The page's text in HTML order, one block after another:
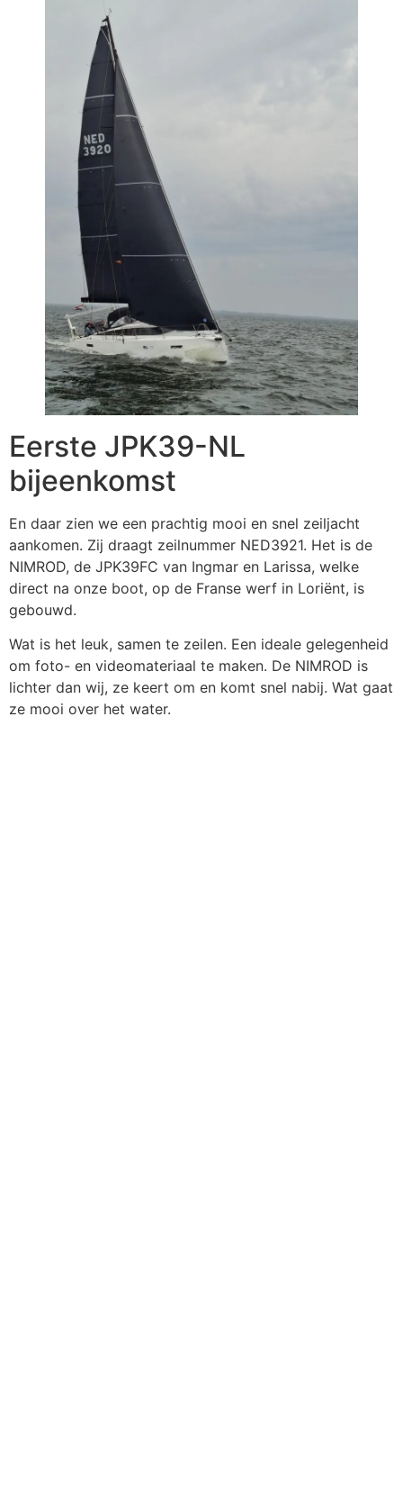
Eerste JPK39-NL
bijeenkomst
En daar zien we een prachtig mooi en snel zeiljacht
aankomen. Zij draagt zeilnummer NED3921. Het is de
NIMROD, de JPK39FC van Ingmar en Larissa, welke
direct na onze boot, op de Franse werf in Loriënt, is
gebouwd.
Wat is het leuk, samen te zeilen. Een ideale gelegenheid
om foto- en videomateriaal te maken. De NIMROD is
lichter dan wij, ze keert om en komt snel nabij. Wat gaat
ze mooi over het water.